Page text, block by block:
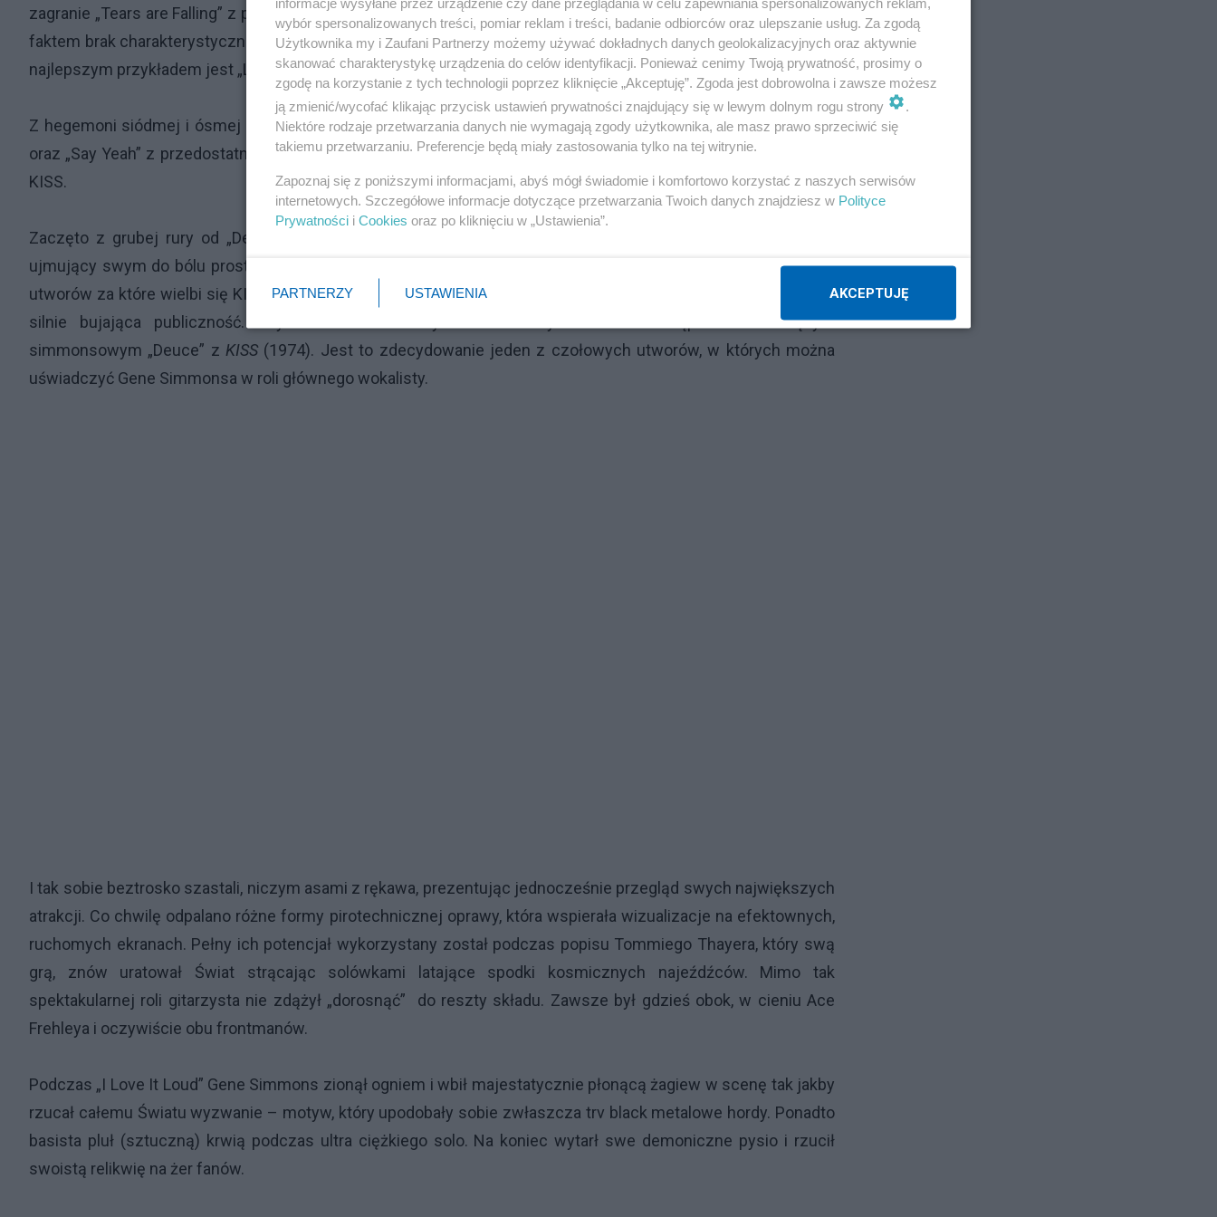
zagranie „Tears are Falling” z płytyAsylum (1985), podczas którego Paul gestykulował palcami imitując łzy. Fakt
faktem brak charakterystycznej stylizacji nie wykluczał zatracenia umiejętności generowania przebojów czego
najlepszym przykładem jest „Lick It Up”.
Z hegemoni siódmej i ósmej dekady wyłamały się jedynie dwa utwory: tytułowy hicior zPsycho Circus(1998)
oraz „Say Yeah” z przedostatniego długograjaSonic Boom(2009). Oba krążki na chwilę przypomniały o chwale
KISS.
Zaczęto z grubej rury od „Detroit Rock City” - idealny na otwarcie, zamknięcie, środek setu. Nieśmiertelny,
ujmujący swym do bólu prostym, pulsującym riffem i mruczącymi, zawadiackimi partiami basu. Jeden z tych
utworów za które wielbi się KISS. Jako drugi odpalono „Shout it Out Loud”, bardziej przebojowa odsłona, równie
silnie bujająca publiczność. Szybki zwrot ku klasycznemu heavy metalowi nastąpił w miażdżącym
simmonsowym „Deuce” z KISS (1974). Jest to zdecydowanie jeden z czołowych utworów, w których można
uświadczyć Gene Simmonsa w roli głównego wokalisty.
I tak sobie beztrosko szastali, niczym asami z rękawa, prezentując jednocześnie przegląd swych największych
atrakcji. Co chwilę odpalano różne formy pirotechnicznej oprawy, która wspierała wizualizacje na efektownych,
ruchomych ekranach. Pełny ich potencjał wykorzystany został podczas popisu Tommiego Thayera, który swą
grą, znów uratował Świat strącając solówkami latające spodki kosmicznych najeźdźców. Mimo tak
spektakularnej roli gitarzysta nie zdążył „dorosnąć” do reszty składu. Zawsze był gdzieś obok, w cieniu Ace
Frehleya i oczywiście obu frontmanów.
Podczas „I Love It Loud” Gene Simmons zionął ogniem i wbił majestatycznie płonącą żagiew w scenę tak jakby
rzucał całemu Światu wyzwanie – motyw, który upodobały sobie zwłaszcza trv black metalowe hordy. Ponadto
basista pluł (sztuczną) krwią podczas ultra ciężkiego solo. Na koniec wytarł swe demoniczne pysio i rzucił
swoistą relikwię na żer fanów.
wybór spersonalizowanych treści, pomiar reklam i treści, badanie odbiorców oraz ulepszanie usług. Za zgodą
Użytkownika my i Zaufani Partnerzy możemy używać dokładnych danych geolokalizacyjnych oraz aktywnie
skanować charakterystykę urządzenia do celów identyfikacji. Ponieważ cenimy Twoją prywatność, prosimy o
zgodę na korzystanie z tych technologii poprzez kliknięcie „Akceptuję”. Zgoda jest dobrowolna i zawsze możesz
ją zmienić/wycofać klikając przycisk ustawień prywatności znajdujący się w lewym dolnym rogu strony
.
Niektóre rodzaje przetwarzania danych nie wymagają zgody użytkownika, ale masz prawo sprzeciwić się
takiemu przetwarzaniu. Preferencje będą miały zastosowania tylko na tej witrynie.
Zapoznaj się z poniższymi informacjami, abyś mógł świadomie i komfortowo korzystać z naszych serwisów
internetowych. Szczegółowe informacje dotyczące przetwarzania Twoich danych znajdziesz w Polityce
Prywatności i Cookies oraz po kliknięciu w „Ustawienia”.
PARTNERZY USTAWIENIA AKCEPTUJĘ